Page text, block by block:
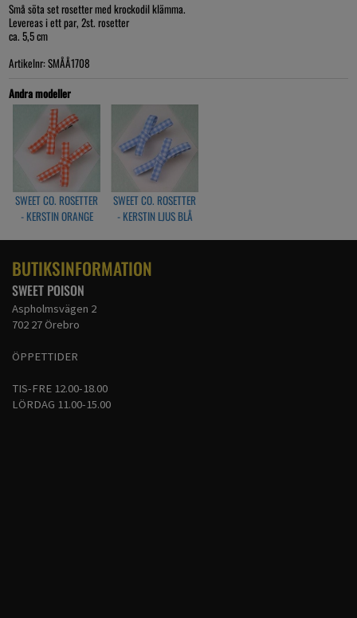
Små söta set rosetter med krockodil klämma.
Levereas i ett par, 2st. rosetter
ca. 5,5 cm
Artikelnr: SMÅÅ1708
Andra modeller
SWEET CO. ROSETTER
- KERSTIN ORANGE
SWEET CO. ROSETTER
- KERSTIN LJUS BLÅ
BUTIKSINFORMATION
SWEET POISON
Aspholmsvägen 2
702 27 Örebro
ÖPPETTIDER
TIS-FRE 12.00-18.00
LÖRDAG 11.00-15.00